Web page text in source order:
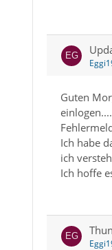
Guten
einlogen....
Ich habe
ich
Ich hoffe